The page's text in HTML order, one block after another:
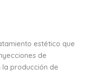
estético que
de
la producción de